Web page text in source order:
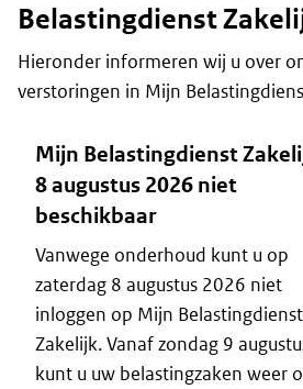
Belastingdienst
Hieronder informeren wij u over
verstoringen in Mijn
Mijn Belastingdienst
8 augustus 2026 niet
beschikbaar
Vanwege onderhoud kunt u op
zaterdag 8 augustus 2026 niet
inloggen op Mijn Belastingdienst
Zakelijk. Vanaf zondag 9
kunt u uw belastingzaken weer